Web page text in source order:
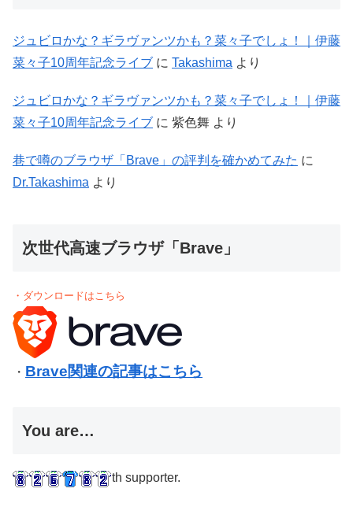
ジュビロかな？ギラヴァンツかも？菜々子でしょ！｜伊藤
菜々子10周年記念ライブ に Takashima より
ジュビロかな？ギラヴァンツかも？菜々子でしょ！｜伊藤
菜々子10周年記念ライブ に 紫色舞 より
巷で噂のブラウザ「Brave」の評判を確かめてみた に
Dr.Takashima より
次世代高速ブラウザ「Brave」
・ダウンロードはこちら
・ Brave関連の記事はこちら
You are…
th supporter.